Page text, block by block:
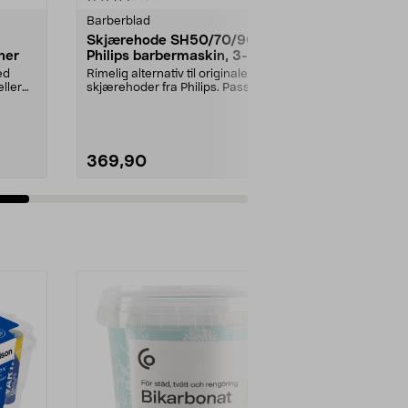
Barberblad
Skjærehode SH50/70/90 til
Philips barbermaskin, 3-
pakning
Rimelig alternativ til originale
skjærehoder fra Philips. Passer til
369,90